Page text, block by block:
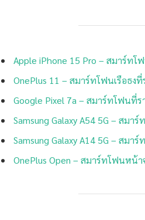
Apple iPhone 15 Pro – สมาร์ท
OnePlus 11 – สมาร์ทโฟนเรือธงที่
Google Pixel 7a – สมาร์ทโฟนที่
Samsung Galaxy A54 5G – สมา
Samsung Galaxy A14 5G – สม
OnePlus Open – สมาร์ทโฟนหน้